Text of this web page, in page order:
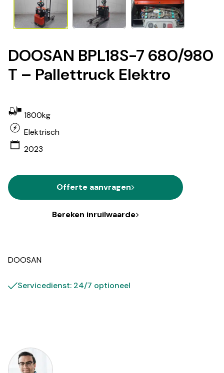
DOOSAN BPL18S-7 680/980
T – Pallettruck Elektro
1800kg
Elektrisch
2023
Offerte aanvragen
Bereken inruilwaarde
DOOSAN
Servicedienst: 24/7 optioneel